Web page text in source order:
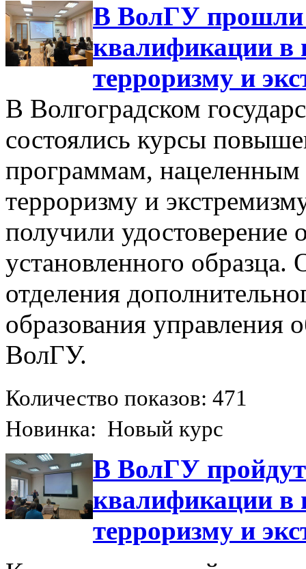
В ВолГУ
квалификации в
терроризму и
В Волгоградском
состоялись курсы
программам, нацеленным
терроризму и
получили
установленного образца.
отделения
образования управления
ВолГУ.
Количество показов: 471
Новинка: Новый курс
В ВолГУ
квалификации в
терроризму и